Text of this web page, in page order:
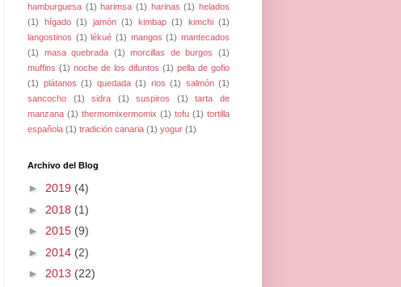
hamburguesa (1) harimsa (1) harinas (1) helados
(1)
hígado (1) jamón (1) kimbap (1) kimchi (1)
langostinos (1) lékué (1) mangos (1) mantecados
(1)
masa quebrada (1) morcillas de burgos
(1)
muffins (1) noche de los difuntos (1) pella de gofio
(1) plátanos (1) quedada (1) rios (1) salmón (1)
sancocho
(1) sidra (1) suspiros (1)
tarta de
manzana (1) thermomixermomix (1) tofu (1) tortilla
española (1) tradición canaria (1) yogur (1)
Archivo del Blog
► 2019 (4)
► 2018 (1)
► 2015 (9)
► 2014 (2)
► 2013 (22)